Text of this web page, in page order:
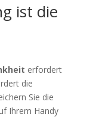
ist die
erfordert
die
Sie die
Ihrem Handy